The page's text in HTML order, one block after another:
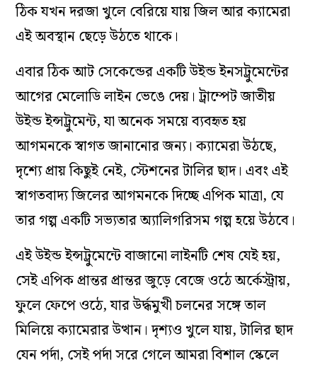
ঠিক যখন দরজা খুলে বেরিয়ে যায় জিল আর ক্যামেরা
এই অবস্থান ছেড়ে উঠতে থাকে।
এবার ঠিক আট সেকেন্ডের একটি উইন্ড ইনসট্রুমেন্টের
আগের মেলোডি লাইন ভেঙে দেয়। ট্রাম্পেট জাতীয়
উইন্ড ইন্সট্রুমেন্ট, যা অনেক সময়ে ব্যবহৃত হয়
আগমনকে স্বাগত জানানোর জন্য। ক্যামেরা উঠছে,
দৃশ্যে প্রায় কিছুই নেই, স্টেশনের টালির ছাদ। এবং এই
স্বাগতবাদ্য জিলের আগমনকে দিচ্ছে এপিক মাত্রা, যে
তার গল্প একটি সভ্যতার অ্যালিগরিসম গল্প হয়ে উঠবে।
এই উইন্ড ইন্সট্রুমেন্টে বাজানো লাইনটি শেষ যেই হয়,
সেই এপিক প্রান্তর প্রান্তর জুড়ে বেজে ওঠে অর্কেস্ট্রায়,
ফুলে ফেপে ওঠে, যার উর্দ্ধমুখী চলনের সঙ্গে তাল
মিলিয়ে ক্যামেরার উত্থান। দৃশ্যও খুলে যায়, টালির ছাদ
যেন পর্দা, সেই পর্দা সরে গেলে আমরা বিশাল স্কেলে